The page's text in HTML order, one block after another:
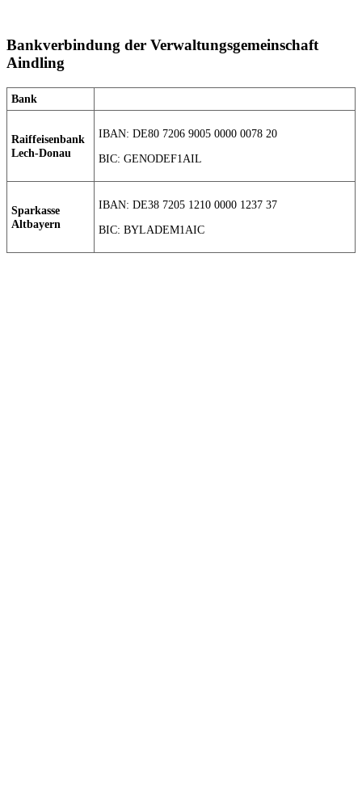
Bankverbindung der Verwaltungsgemeinschaft
Aindling
Bank
Raiffeisenbank
Lech-Donau
IBAN: DE80 7206 9005 0000 0078 20
BIC: GENODEF1AIL
Sparkasse
Altbayern
IBAN: DE38 7205 1210 0000 1237 37
BIC: BYLADEM1AIC